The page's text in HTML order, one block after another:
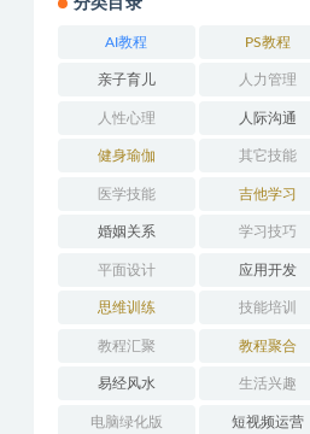
AI教程 PS教程
亲子育儿 人力管理
人性心理 人际沟通
健身瑜伽 其它技能
医学技能 吉他学习
婚姻关系 学习技巧
平面设计 应用开发
思维训练 技能培训
教程汇聚 教程聚合
易经风水 生活兴趣
电脑绿化版 短视频运营